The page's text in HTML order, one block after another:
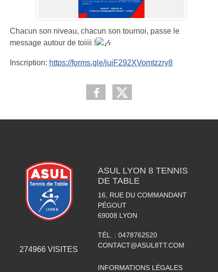
Chacun son niveau, chacun son tournoi, passe le
message autour de toiiii !
Inscription: https://forms.gle/juiF292XVomtzzry8
274966 VISITES
ASUL LYON 8 TENNIS
DE TABLE
16, RUE DU COMMANDANT
PÉGOUT
69008 LYON
TÉL. : 0478762520
CONTACT@ASUL8TT.COM
INFORMATIONS LÉGALES